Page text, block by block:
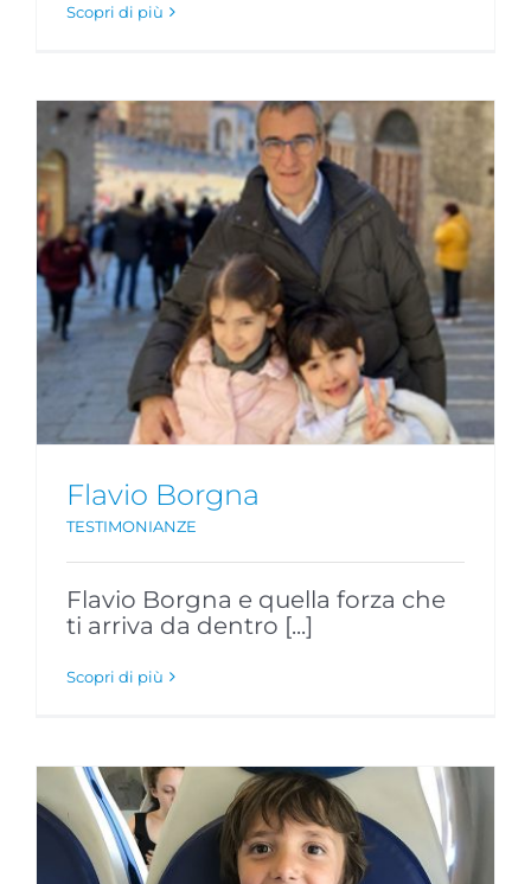
Scopri di più
Flavio Borgna
TESTIMONIANZE
Flavio Borgna e quella forza che
ti arriva da dentro [...]
Scopri di più